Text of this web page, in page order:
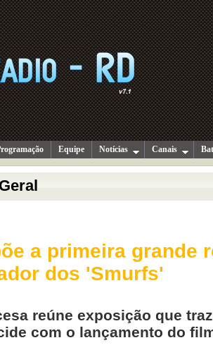
Equipe Notícias Canais
a primeira grande
dos 'Smurfs'
reúne exposição que
com o lançamento do